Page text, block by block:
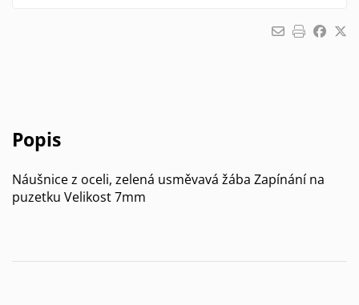
Popis
Náušnice z oceli, zelená usměvavá žába Zapínání na
puzetku Velikost 7mm